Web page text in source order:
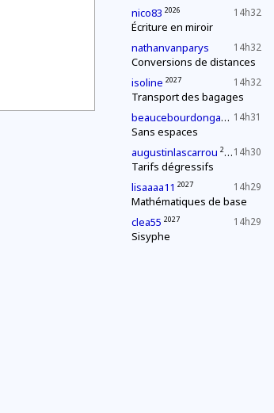
14h32
nico83 2026
Écriture en miroir
14h32
nathanvanparys
Conversions de distances
14h32
isoline 2027
Transport des bagages
14h31
beaucebourdongabriel 2027
Sans espaces
14h30
augustinlascarrou 2027
Tarifs dégressifs
14h29
lisaaaa11 2027
Mathématiques de base
14h29
clea55 2027
Sisyphe